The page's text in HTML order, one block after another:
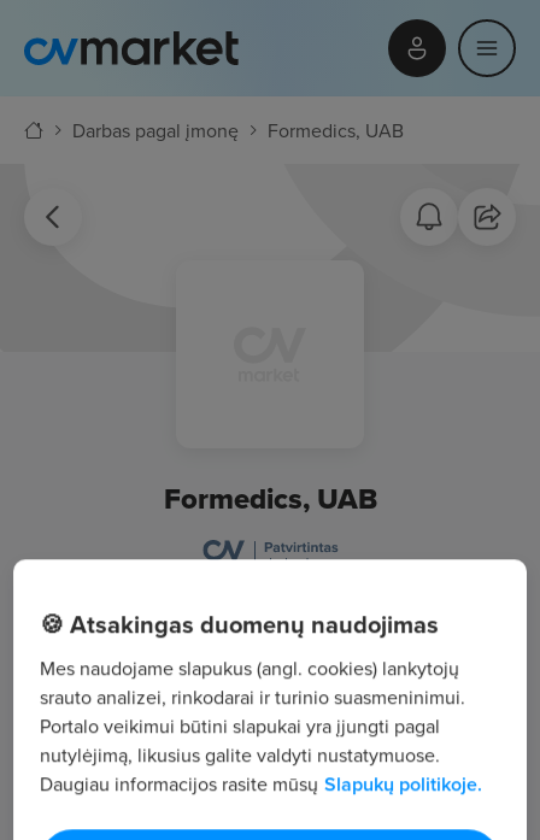
Darbas pagal įmonę Formedics, UAB
Formedics, UAB
Žiūrėti visus skelbimus
Įmonės aprašymas
16
Darbuotojų sk.
🍪 Atsakingas duomenų naudojimas
Mes naudojame slapukus (angl. cookies) lankytojų
srauto analizei, rinkodarai ir turinio suasmeninimui.
Portalo veikimui būtini slapukai yra įjungti pagal
nutylėjimą, likusius galite valdyti nustatymuose.
Daugiau informacijos rasite mūsų Slapukų politikoje.